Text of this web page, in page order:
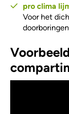
pro clima
Voor het